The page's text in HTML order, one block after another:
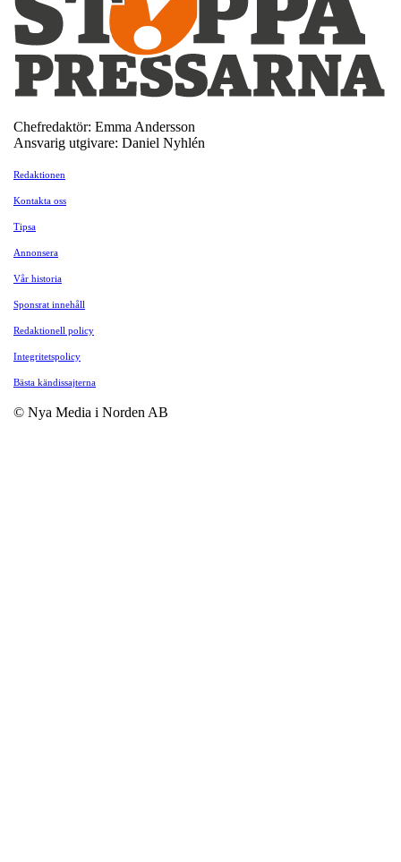
Chefredaktör: Emma Andersson
Ansvarig utgivare: Daniel Nyhlén
Redaktionen
Kontakta oss
Tipsa
Annonsera
Vår historia
Sponsrat innehåll
Redaktionell policy
Integritetspolicy
Bästa kändissajterna
© Nya Media i Norden AB